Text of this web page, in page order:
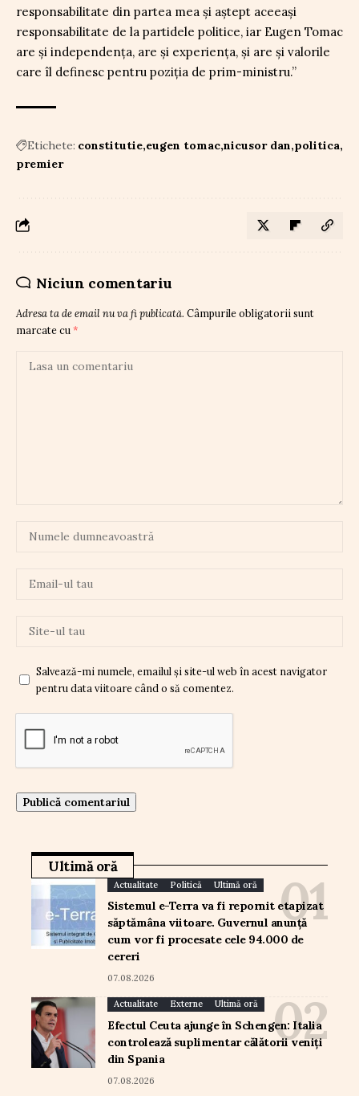
responsabilitate din partea mea și aștept aceeași
responsabilitate de la partidele politice, iar Eugen Tomac
are și independența, are și experiența, și are și valorile
care îl definesc pentru poziția de prim-ministru.”
Etichete: constitutie eugen tomac nicusor dan politica
premier
Niciun comentariu
Adresa ta de email nu va fi publicată. Câmpurile obligatorii sunt
marcate cu *
Salvează-mi numele, emailul și site-ul web în acest navigator
pentru data viitoare când o să comentez.
Ultimă oră
Actualitate Politică Ultimă oră
Sistemul e-Terra va fi repornit etapizat
săptămâna viitoare. Guvernul anunță
cum vor fi procesate cele 94.000 de
cereri
07.08.2026
Actualitate Externe Ultimă oră
Efectul Ceuta ajunge în Schengen: Italia
controlează suplimentar călătorii veniți
din Spania
07.08.2026